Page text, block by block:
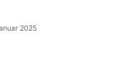
2025